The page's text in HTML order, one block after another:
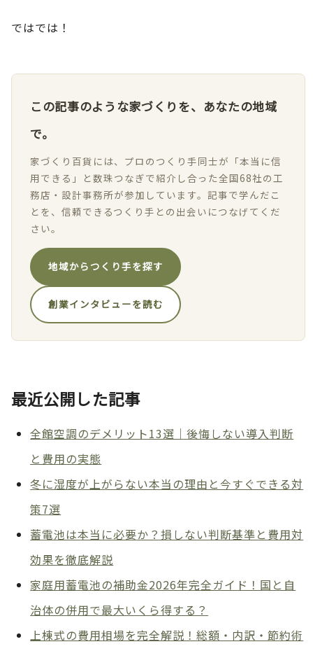
ではでは！
この記事のような家づくりを、あなたの地域
で。
家づくり百貨には、プロのつくり手同士が「本当に信
用できる」と数珠つなぎで紹介し合った全国68社の工
務店・設計事務所が参加しています。記事で学んだこ
とを、信頼できるつくり手との出会いにつなげてくだ
さい。
地域からつくり手を探す
創業インタビューを読む
最近公開した記事
全館空調のデメリット13選｜後悔しない導入判断
と費用の実態
冬に湿度が上がらない本当の理由と今すぐできる対
策7選
蓄電池は本当に必要か？損しない判断基準と費用対
効果を徹底解説
家庭用蓄電池の補助金2026年完全ガイド！国と自
治体の併用で最大いくら得する？
上棟式の費用相場を完全解説！総額・内訳・節約術